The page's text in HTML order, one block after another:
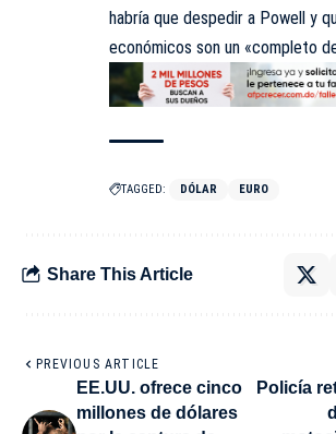
habría que despedir a Powell y
económicos son un «completo
TAGGED: DÓLAR EURO
Share This Article
PREVIOUS ARTICLE
EE.UU. ofrece cinco
millones de dólares
Policía